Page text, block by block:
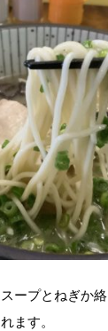
ープとねぎか
ます。